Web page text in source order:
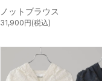
ノットブラウス
31,900円(税込)